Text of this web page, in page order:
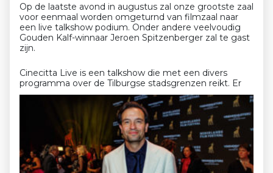
Op de laatste avond in augustus zal onze grootste zaal
voor eenmaal worden omgeturnd van filmzaal naar
een live talkshow podium. Onder andere veelvoudig
Gouden Kalf-winnaar Jeroen Spitzenberger zal te gast
zijn.
Cinecitta Live is een talkshow die met een divers
programma over de Tilburgse stadsgrenzen reikt. Er